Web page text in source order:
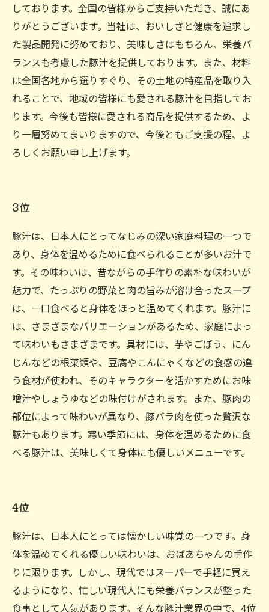
しております。全国の皆様からご支持いただき、誠にあ
りがとうございます。当社は、おいしさと健康を追求し
た製品開発に努めており、美味しさはもちろん、栄養バ
ランスも考慮した豚汁を提供しております。また、材料
は全国各地から選りすぐり、その土地の特産品を取り入
れることで、地域の皆様にも愛される豚汁を目指してお
ります。今後も皆様に愛される商品を提供するため、よ
り一層努めてまいりますので、今後ともご支援の程、よ
ろしくお願い申し上げます。
3位
豚汁は、日本人にとってなじみの深い家庭料理の一つで
あり、身体を温めるために食べられることが多いお汁で
す。その味わいは、昔ながらの手作りの素朴な味わいが
魅力で、たっぷりの野菜と肉の旨みが溶け合ったスープ
は、一口食べると身体をほっと温めてくれます。豚汁に
は、さまざまなバリエーションがあるため、家庭によっ
て味わいもさまざまです。具材には、芋やごぼう、にん
じんなどの根菜類や、豆腐やこんにゃくなどの食感の違
う食材が使われ、そのキャラクターを活かすためにお味
噌汁やしょうゆなどの味付けがされます。また、豚肉の
部位によって味わいが異なり、豚バラ肉を使った贅沢な
豚汁もあります。寒い季節には、身体を温めるために食
べる豚汁は、美味しくて身体にも優しいメニューです。
4位
豚汁は、日本人にとっては懐かしい味覚の一つです。身
体を温めてくれる優しい味わいは、おばあちゃんの手作
りに限ります。しかし、現代ではスーパーで手軽に買え
るようになり、忙しい現代人にも栄養バランスが整った
食事として人気があります。そんな豚汁業界の中で、4位